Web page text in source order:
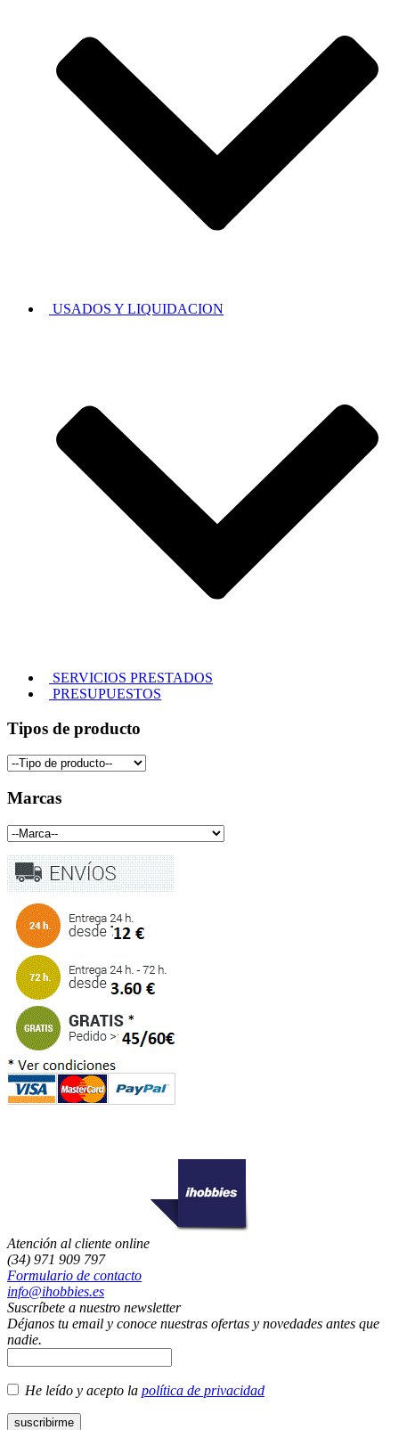
USADOS Y LIQUIDACION
SERVICIOS PRESTADOS
PRESUPUESTOS
Tipos de producto
Marcas
Atención al cliente online
(34) 971 909 797
Formulario de contacto
info@ihobbies.es
Suscríbete a nuestro newsletter
Déjanos tu email y conoce nuestras ofertas y novedades antes que
nadie.
He leído y acepto la política de privacidad